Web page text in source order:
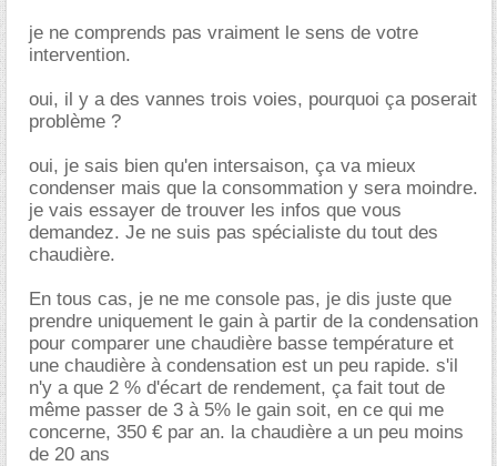
je ne comprends pas vraiment le sens de votre
intervention.
oui, il y a des vannes trois voies, pourquoi ça poserait
problème ?
oui, je sais bien qu'en intersaison, ça va mieux
condenser mais que la consommation y sera moindre.
je vais essayer de trouver les infos que vous
demandez. Je ne suis pas spécialiste du tout des
chaudière.
En tous cas, je ne me console pas, je dis juste que
prendre uniquement le gain à partir de la condensation
pour comparer une chaudière basse température et
une chaudière à condensation est un peu rapide. s'il
n'y a que 2 % d'écart de rendement, ça fait tout de
même passer de 3 à 5% le gain soit, en ce qui me
concerne, 350 € par an. la chaudière a un peu moins
de 20 ans